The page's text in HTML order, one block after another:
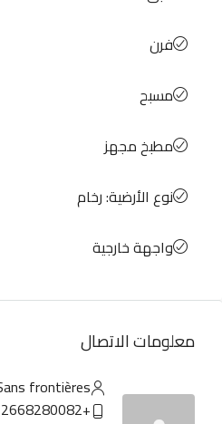
فرن
مسبح
مطبخ مجهز
نوع الأرضية: رخام
واجهة خارجية
معلومات الاتصال
frontières
+212668280082